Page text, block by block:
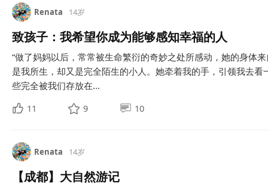
Renata 14岁
致孩子：我希望你成为能够感知幸福的人
“做了妈妈以后，常常被生命繁衍的奇妙之处所感动，她的身体
是我所生，却又是完全陌生的小人。她牵着我的手，引领我去
些完全被我们存放在...
11
9 10
Renata 14岁
【成都】大自然游记